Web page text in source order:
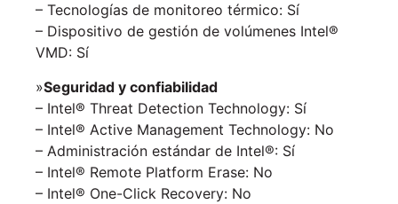
– Tecnologías de monitoreo térmico: Sí
– Dispositivo de gestión de volúmenes Intel®
VMD: Sí
»Seguridad y confiabilidad
– Intel® Threat Detection Technology: Sí
– Intel® Active Management Technology: No
– Administración estándar de Intel®: Sí
– Intel® Remote Platform Erase: No
– Intel® One-Click Recovery: No